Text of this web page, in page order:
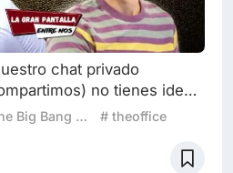
chat privado
no tienes idea
cuando encontramos
en una
# The Big Bang Theory # theoffice